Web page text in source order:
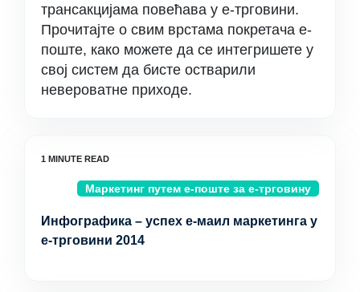
трансакцијама повећава у е-трговини.
Прочитајте о свим врстама покретача е-
поште, како можете да се интегришете у
свој систем да бисте остварили
невероватне приходе.
Маркетинг путем е-поште за е-трговину
Инфографика – успех е-маил маркетинга у
е-трговини 2014